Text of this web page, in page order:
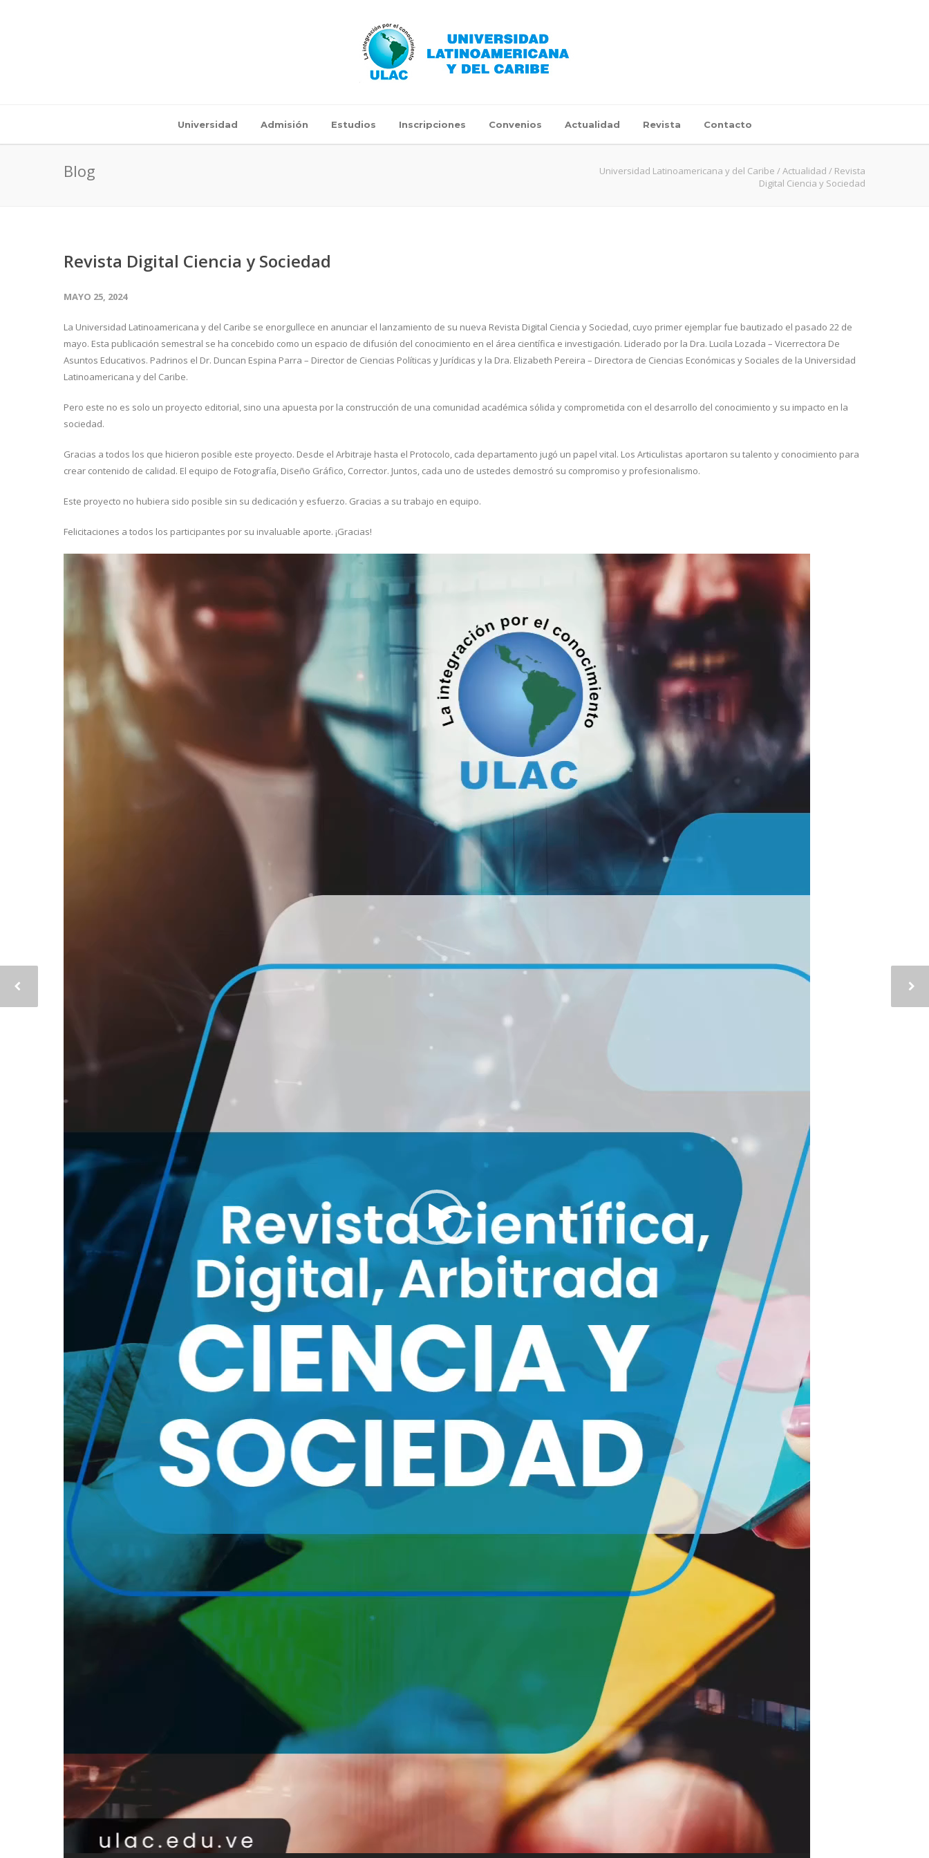
Universidad Admisión Estudios Inscripciones Convenios Actualidad Revista Contacto
Blog Universidad Latinoamericana y del Caribe /Actualidad / Revista
Digital Ciencia y Sociedad
Revista Digital Ciencia y Sociedad
MAYO 25, 2024
La Universidad Latinoamericana y del Caribe se enorgullece en anunciar el lanzamiento de su nueva Revista Digital Ciencia y Sociedad, cuyo primer ejemplar fue bautizado el pasado 22 de
mayo. Esta publicación semestral se ha concebido como un espacio de difusión del conocimiento en el área científica e investigación. Liderado por la Dra. Lucila Lozada – Vicerrectora De
Asuntos Educativos. Padrinos el Dr. Duncan Espina Parra – Director de Ciencias Políticas y Jurídicas y la Dra. Elizabeth Pereira – Directora de Ciencias Económicas y Sociales de la Universidad
Latinoamericana y del Caribe.
Pero este no es solo un proyecto editorial, sino una apuesta por la construcción de una comunidad académica sólida y comprometida con el desarrollo del conocimiento y su impacto en la
sociedad.
Gracias a todos los que hicieron posible este proyecto. Desde el Arbitraje hasta el Protocolo, cada departamento jugó un papel vital. Los Articulistas aportaron su talento y conocimiento para
crear contenido de calidad. El equipo de Fotografía, Diseño Gráfico, Corrector. Juntos, cada uno de ustedes demostró su compromiso y profesionalismo.
Este proyecto no hubiera sido posible sin su dedicación y esfuerzo. Gracias a su trabajo en equipo.
Felicitaciones a todos los participantes por su invaluable aporte. ¡Gracias!
Reproductor